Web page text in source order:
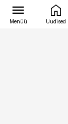
Menüü Uudised